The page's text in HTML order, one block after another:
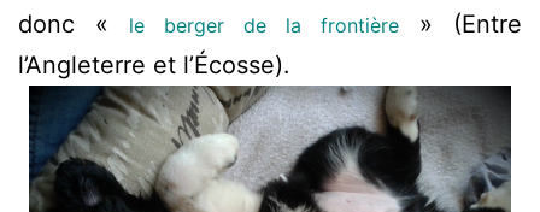
donc «
le berger de la frontière » (Entre
l’Angleterre et l’Écosse).